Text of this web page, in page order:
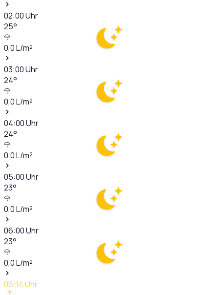
02:00Uhr
25°
0,0L/m²
03:00Uhr
24°
0,0L/m²
04:00Uhr
24°
0,0L/m²
05:00Uhr
23°
0,0L/m²
06:00Uhr
23°
0,0L/m²
06:14Uhr